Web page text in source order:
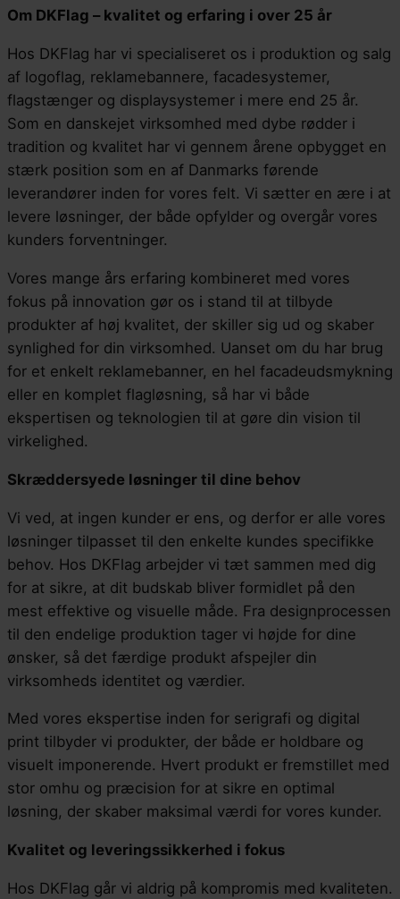
Om DKFlag – kvalitet og erfaring i over 25 år
Hos DKFlag har vi specialiseret os i produktion og salg
af logoflag, reklamebannere, facadesystemer,
flagstænger og displaysystemer i mere end 25 år.
Som en danskejet virksomhed med dybe rødder i
tradition og kvalitet har vi gennem årene opbygget en
stærk position som en af Danmarks førende
leverandører inden for vores felt. Vi sætter en ære i at
levere løsninger, der både opfylder og overgår vores
kunders forventninger.
Vores mange års erfaring kombineret med vores
fokus på innovation gør os i stand til at tilbyde
produkter af høj kvalitet, der skiller sig ud og skaber
synlighed for din virksomhed. Uanset om du har brug
for et enkelt reklamebanner, en hel facadeudsmykning
eller en komplet flagløsning, så har vi både
ekspertisen og teknologien til at gøre din vision til
virkelighed.
Skræddersyede løsninger til dine behov
Vi ved, at ingen kunder er ens, og derfor er alle vores
løsninger tilpasset til den enkelte kundes specifikke
behov. Hos DKFlag arbejder vi tæt sammen med dig
for at sikre, at dit budskab bliver formidlet på den
mest effektive og visuelle måde. Fra designprocessen
til den endelige produktion tager vi højde for dine
ønsker, så det færdige produkt afspejler din
virksomheds identitet og værdier.
Med vores ekspertise inden for serigrafi og digital
print tilbyder vi produkter, der både er holdbare og
visuelt imponerende. Hvert produkt er fremstillet med
stor omhu og præcision for at sikre en optimal
løsning, der skaber maksimal værdi for vores kunder.
Kvalitet og leveringssikkerhed i fokus
Hos DKFlag går vi aldrig på kompromis med kvaliteten.